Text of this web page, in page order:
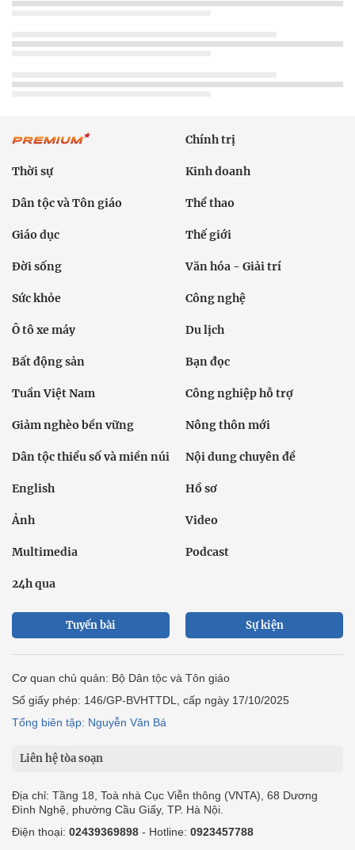
Chính trị
Thời sự Kinh doanh
Dân tộc và Tôn giáo Thể thao
Giáo dục Thế giới
Đời sống Văn hóa - Giải trí
Sức khỏe Công nghệ
Ô tô xe máy Du lịch
Bất động sản Bạn đọc
Tuần Việt Nam Công nghiệp hỗ trợ
Giảm nghèo bền vững Nông thôn mới
Dân tộc thiểu số và miền núi Nội dung chuyên đề
English Hồ sơ
Ảnh Video
Multimedia Podcast
24h qua
Tuyến bài Sự kiện
Cơ quan chủ quản: Bộ Dân tộc và Tôn giáo
Số giấy phép: 146/GP-BVHTTDL, cấp ngày 17/10/2025
Tổng biên tập: Nguyễn Văn Bá
Liên hệ tòa soạn
Địa chỉ: Tầng 18, Toà nhà Cục Viễn thông (VNTA), 68 Dương
Đình Nghệ, phường Cầu Giấy, TP. Hà Nội.
Điện thoại: 02439369898 - Hotline: 0923457788